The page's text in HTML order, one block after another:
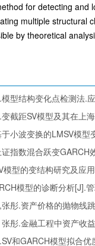
for detecting and
multiple structural
by theoretical
型结构变化点检测法.
截距SV模型及其在上
小波变换的LMSV模
指数混合跃变
模型的变结构研究及应
模型的诊断分析[J].
彤.资产价格的抛物线
彤.金融工程中资产收
和GARCH模型拟合